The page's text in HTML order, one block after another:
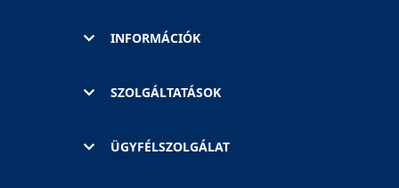
INFORMÁCIÓK
SZOLGÁLTATÁSOK
ÜGYFÉLSZOLGÁLAT